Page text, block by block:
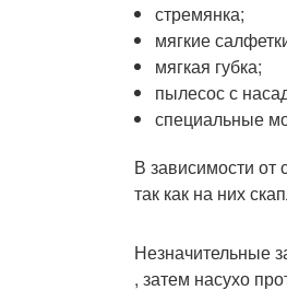
стремянка;
мягкие
мягкая губка;
пылесос с
специальные
В зависимости от
так как на них
Незначительные
, затем насухо